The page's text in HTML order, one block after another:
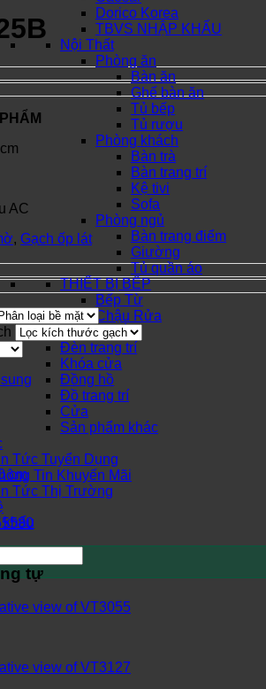
Dorico Korea
TBVS NHẬP KHẨU
Nội Thất
Phòng ăn
Bàn ăn
Ghế bàn ăn
Tủ bếp
Tủ rượu
Phòng khách
Bàn trà
Bàn trang trí
Kệ tivi
Sofa
Phòng ngủ
Bàn trang điểm
Giường
Tủ quần áo
THIẾT BỊ BẾP
Bếp Từ
Chậu Rửa
SƠN NƯỚC
Đèn trang trí
Khóa cửa
Đồng hồ
Đồ trang trí
Cửa
Sản phẩm khác
Tức Tuyển Dụng
Tin Khuyến Mãi
Tức Thị Trường
AC
, Gạch ốp lát
cm
khẩu
tự